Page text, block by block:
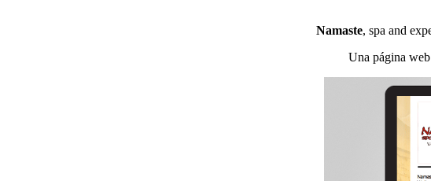
Namaste, spa and
Una página